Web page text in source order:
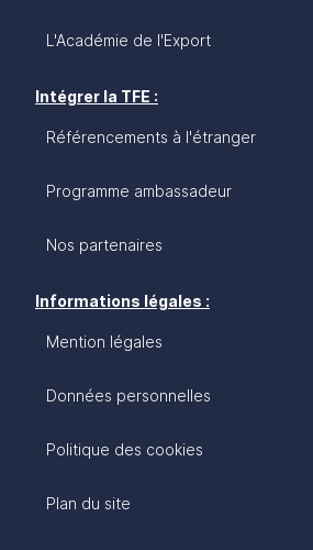
L'Académie de l'Export
Intégrer la TFE :
Référencements à l'étranger
Programme ambassadeur
Nos partenaires
Informations légales :
Mention légales
Données personnelles
Politique des cookies
Plan du site